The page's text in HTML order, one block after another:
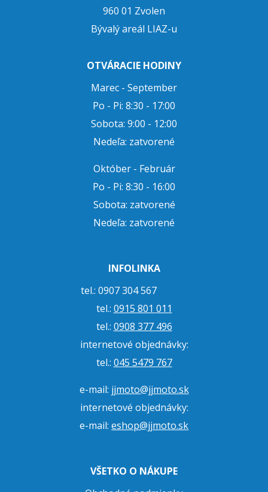
960 01 Zvolen
Bývalý areál LIAZ-u
OTVÁRACIE HODINY
Marec - September
Po - Pi: 8:30 - 17:00
Sobota: 9:00 - 12:00
Nedeľa: zatvorené
Október - Február
Po - Pi: 8:30 - 16:00
Sobota: zatvorené
Nedeľa: zatvorené
INFOLINKA
tel.: 0907 304 567
tel.: 0915 801 011
tel.: 0908 377 496
internetové objednávky:
tel.: 045 5479 767
e-mail: jjmoto@jjmoto.sk
internetové objednávky:
e-mail: eshop@jjmoto.sk
VŠETKO O NÁKUPE